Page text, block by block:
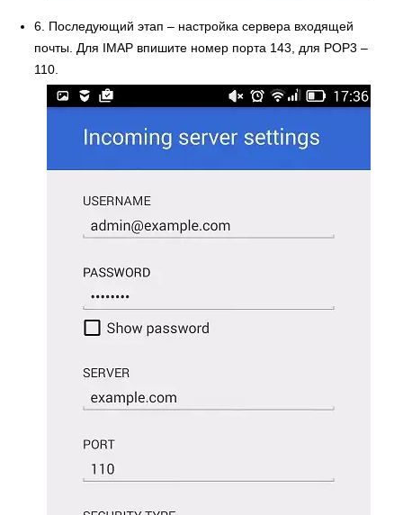
6. Последующий этап – настройка сервера входящей
почты. Для IMAP впишите номер порта 143, для POP3 –
110.